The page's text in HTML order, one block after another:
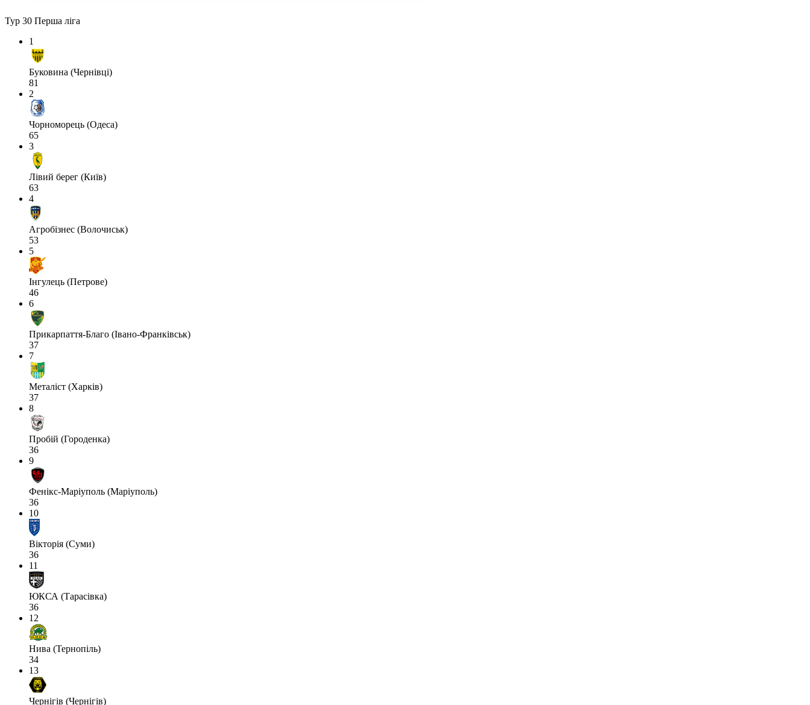
Тур 30 Перша ліга
1
Буковина (Чернівці)
81
2
Чорноморець (Одеса)
65
3
Лівий берег (Київ)
63
4
Агробізнес (Волочиськ)
53
5
Інгулець (Петрове)
46
6
Прикарпаття-Благо (Івано-Франківськ)
37
7
Металіст (Харків)
37
8
Пробій (Городенка)
36
9
Фенікс-Маріуполь (Маріуполь)
36
10
Вікторія (Суми)
36
11
ЮКСА (Тарасівка)
36
12
Нива (Тернопіль)
34
13
Чернігів (Чернігів)